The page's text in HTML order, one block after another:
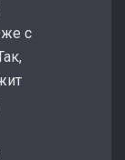
с